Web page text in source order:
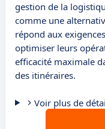
gestion de la
comme une
répond aux
optimiser leurs
efficacité maximale
des itinéraires.
Voir plus de